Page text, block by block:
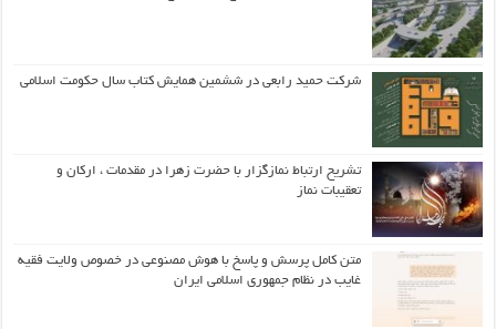
شرکت حمید رابعی در ششمین همایش کتاب سال حکومت اسلامی
تشریح ارتباط نمازگزار با حضرت زهرا در مقدمات ، ارکان و
تعقیبات نماز
متن کامل پرسش و پاسخ با هوش مصنوعی در خصوص ولایت فقیه
غایب در نظام جمهوری اسلامی ایران